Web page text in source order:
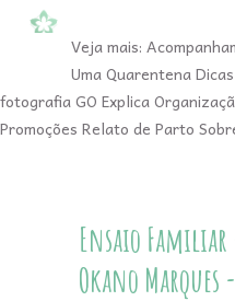
Veja mais:
Uma Quarentena
fotografiaGO Explica
Promoções Relato de Parto
Ensaio
Okano Marques